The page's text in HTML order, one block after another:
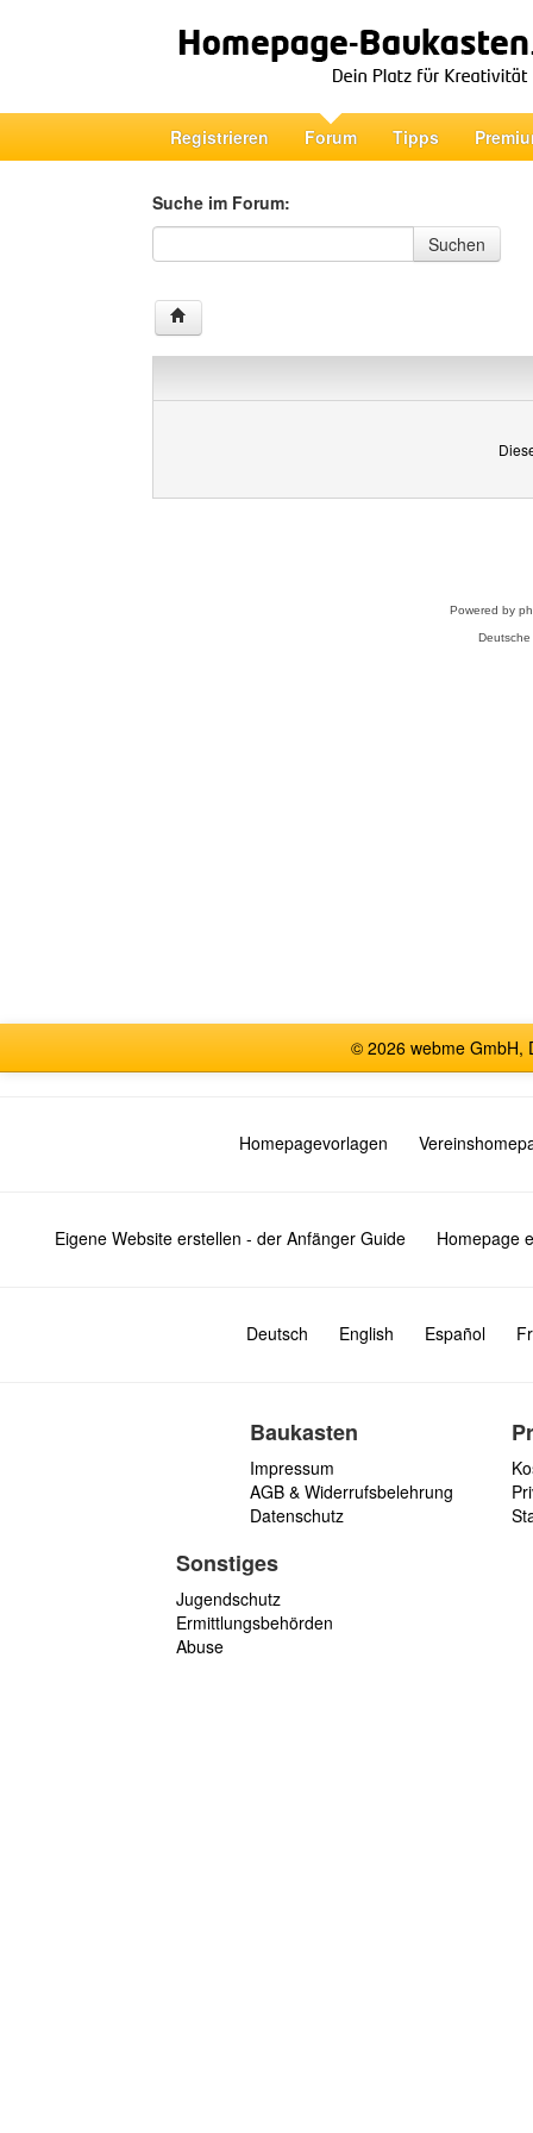
Registrieren Forum Tipps
Suche im Forum:
Suche im Forum
Suchen
Powered by
© 2026 webme GmbH,
Homepagevorlagen
Eigene Website erstellen - der Anfänger Guide Homepage
Deutsch English Español
Baukasten
Impressum
AGB & Widerrufsbelehrung
Datenschutz
Sonstiges
Jugendschutz
Ermittlungsbehörden
Abuse